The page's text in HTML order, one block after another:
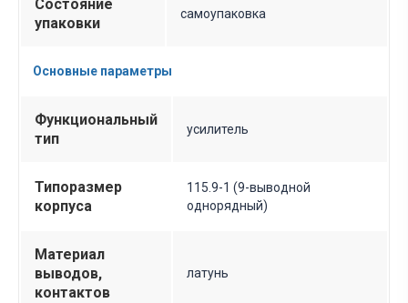
Состояние
упаковки
самоупаковка
Основные параметры
Функциональный
тип
усилитель
Типоразмер
корпуса
115.9-1 (9-выводной
однорядный)
Материал
выводов,
контактов
латунь